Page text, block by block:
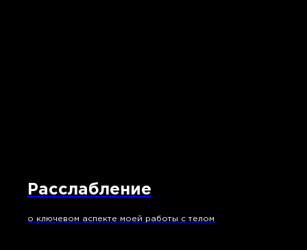
Расслабление
о ключевом аспекте моей работы с телом